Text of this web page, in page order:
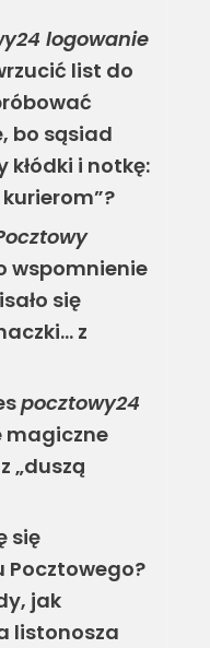
logowanie
list do
bo sąsiad
kłódki i notkę:
wspomnienie
się
z
pocztowy24
„duszą
się
Pocztowego?
jak
listonosza